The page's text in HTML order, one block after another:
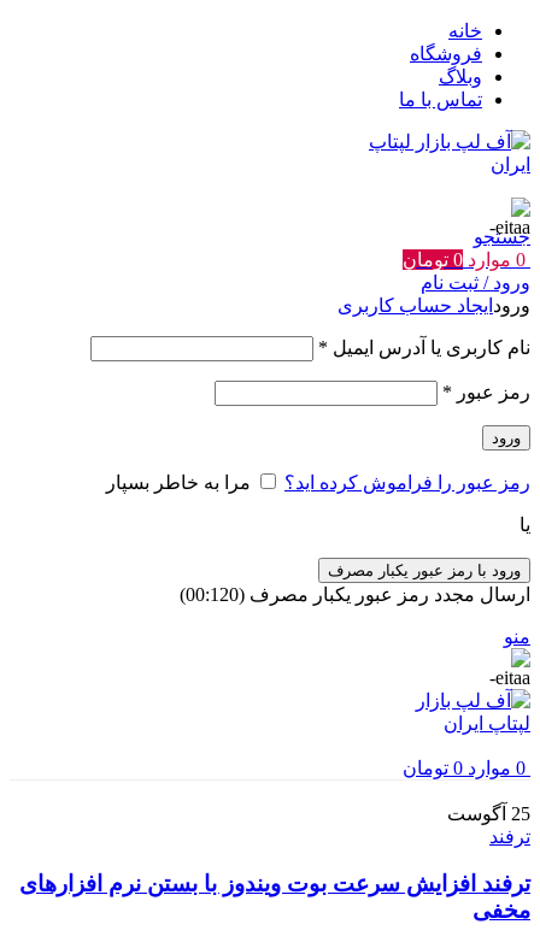
خانه
فروشگاه
وبلاگ
تماس با ما
جستجو
0 موارد 0 تومان
ورود / ثبت نام
ورود ایجاد حساب کاربری
نام کاربری یا آدرس ایمیل *
رمز عبور *
ورود
رمز عبور را فراموش کرده اید؟ مرا به خاطر بسپار
یا
ورود با رمز عبور یکبار مصرف
ارسال مجدد رمز عبور یکبار مصرف (00:
120
)
منو
0 موارد 0 تومان
25 آگوست
ترفند
ترفند افزایش سرعت بوت ویندوز با بستن نرم افزارهای
مخفی